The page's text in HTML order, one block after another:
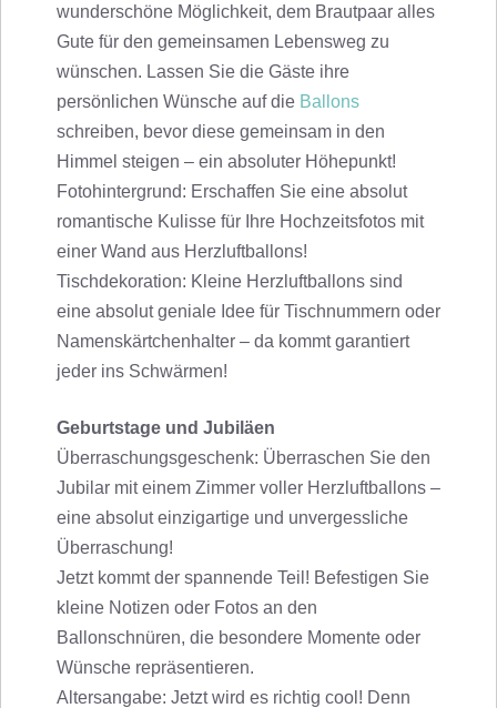
wunderschöne Möglichkeit, dem Brautpaar alles
Gute für den gemeinsamen Lebensweg zu
wünschen. Lassen Sie die Gäste ihre
persönlichen Wünsche auf die Ballons
schreiben, bevor diese gemeinsam in den
Himmel steigen – ein absoluter Höhepunkt!
Fotohintergrund: Erschaffen Sie eine absolut
romantische Kulisse für Ihre Hochzeitsfotos mit
einer Wand aus Herzluftballons!
Tischdekoration: Kleine Herzluftballons sind
eine absolut geniale Idee für Tischnummern oder
Namenskärtchenhalter – da kommt garantiert
jeder ins Schwärmen!
Geburtstage und Jubiläen
Überraschungsgeschenk: Überraschen Sie den
Jubilar mit einem Zimmer voller Herzluftballons –
eine absolut einzigartige und unvergessliche
Überraschung!
Jetzt kommt der spannende Teil! Befestigen Sie
kleine Notizen oder Fotos an den
Ballonschnüren, die besondere Momente oder
Wünsche repräsentieren.
Altersangabe: Jetzt wird es richtig cool! Denn